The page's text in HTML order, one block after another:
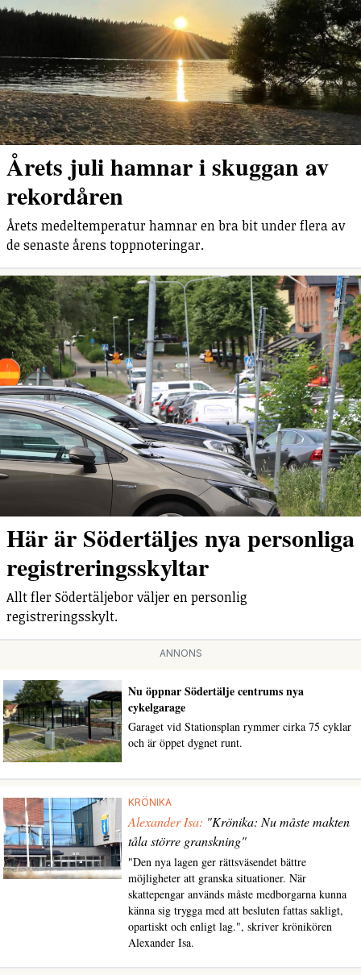
Årets juli hamnar i skuggan av
rekordåren
Årets medeltemperatur hamnar en bra bit under flera av
de senaste årens toppnoteringar.
Här är Södertäljes nya personliga
registreringsskyltar
Allt fler Södertäljebor väljer en personlig
registreringsskylt.
ANNONS
Nu öppnar Södertälje centrums nya
cykelgarage
Garaget vid Stationsplan rymmer cirka 75 cyklar
och är öppet dygnet runt.
KRÖNIKA
Alexander Isa: "Krönika: Nu måste makten
tåla större granskning"
"Den nya lagen ger rättsväsendet bättre
möjligheter att granska situationer. När
skattepengar används måste medborgarna kunna
känna sig trygga med att besluten fattas sakligt,
opartiskt och enligt lag.", skriver krönikören
Alexander Isa.